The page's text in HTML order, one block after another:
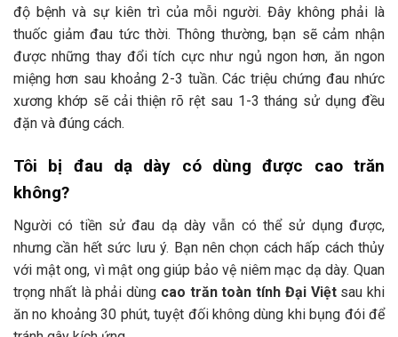
độ bệnh và sự kiên trì của mỗi người. Đây không phải là
thuốc giảm đau tức thời. Thông thường, bạn sẽ cảm nhận
được những thay đổi tích cực như ngủ ngon hơn, ăn ngon
miệng hơn sau khoảng 2-3 tuần. Các triệu chứng đau nhức
xương khớp sẽ cải thiện rõ rệt sau 1-3 tháng sử dụng đều
đặn và đúng cách.
Tôi bị đau dạ dày có dùng được cao trăn
không?
Người có tiền sử đau dạ dày vẫn có thể sử dụng được,
nhưng cần hết sức lưu ý. Bạn nên chọn cách hấp cách thủy
với mật ong, vì mật ong giúp bảo vệ niêm mạc dạ dày. Quan
trọng nhất là phải dùng cao trăn toàn tính Đại Việtsau khi
ăn no khoảng 30 phút, tuyệt đối không dùng khi bụng đói để